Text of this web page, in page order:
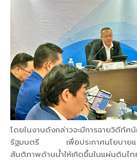
โดยในงานดังกล่าวจะมีการฉายวิดีทัศ
รัฐมนตรี เพื่อประกาศนโยบายแล
สันติภาพด้านน้ำให้เกิดขึ้นในแผ่นดินไ